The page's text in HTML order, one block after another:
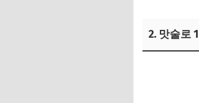
2. 맛술로